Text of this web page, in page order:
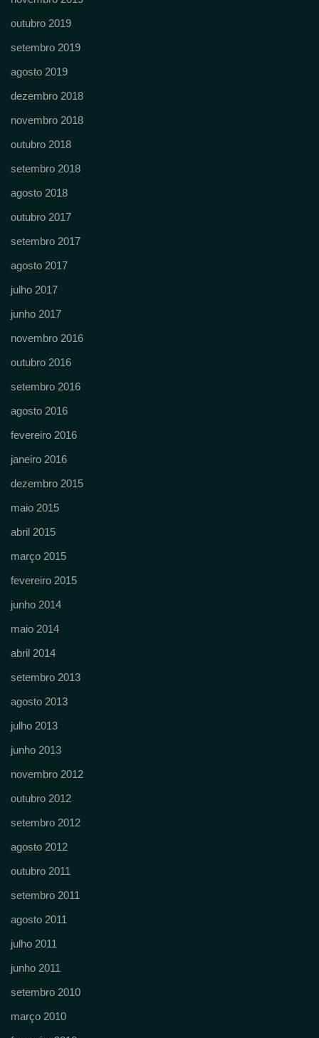
outubro 2019
setembro 2019
agosto 2019
dezembro 2018
novembro 2018
outubro 2018
setembro 2018
agosto 2018
outubro 2017
setembro 2017
agosto 2017
julho 2017
junho 2017
novembro 2016
outubro 2016
setembro 2016
agosto 2016
fevereiro 2016
janeiro 2016
dezembro 2015
maio 2015
abril 2015
março 2015
fevereiro 2015
junho 2014
maio 2014
abril 2014
setembro 2013
agosto 2013
julho 2013
junho 2013
novembro 2012
outubro 2012
setembro 2012
agosto 2012
outubro 2011
setembro 2011
agosto 2011
julho 2011
junho 2011
setembro 2010
março 2010